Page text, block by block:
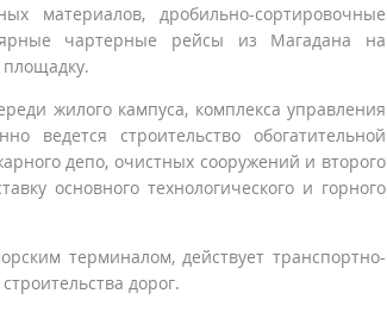
материалов, дробильно-сортировочные
чартерные рейсы из Магадана на
жилого кампуса, комплекса управления
ведется строительство обогатительной
депо, очистных сооружений и второго
основного технологического и горного
терминалом, действует транспортно-
дорог.